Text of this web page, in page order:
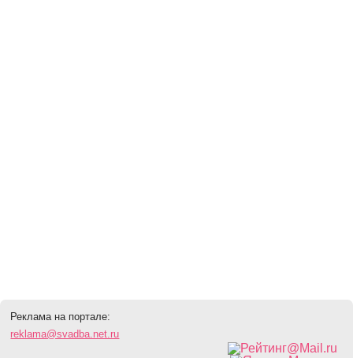
Реклама на портале:
reklama@svadba.net.ru